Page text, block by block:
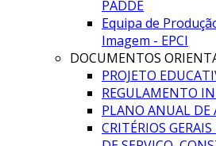
PADDE
Equipa de
Imagem - EPCI
DOCUMENTOS
PROJETO
REGULAMENTO
PLANO ANUAL DE
CRITÉRIOS